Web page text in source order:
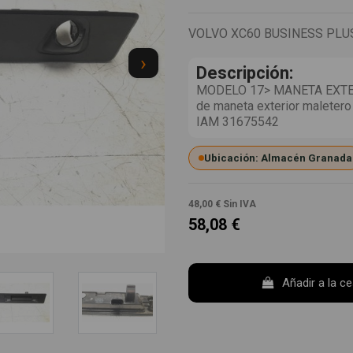
›
VOLVO XC60 BUSINESS
Descripción:
MODELO 17> MANETA
de maneta exterior
IAM 31675542
Ubicación: Almacén Granada
48,00 € Sin IVA
58,08 €
Añadir a la